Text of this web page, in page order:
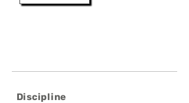
Discipline